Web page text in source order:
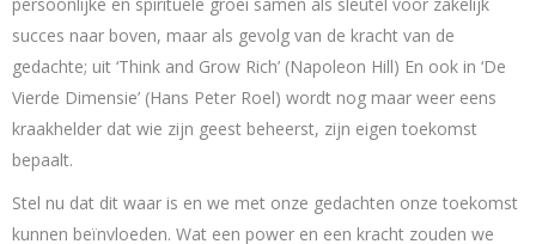
succes naar boven, maar als gevolg van de kracht van de
gedachte; uit ‘Think and Grow Rich’ (Napoleon Hill) En ook in ‘De
Vierde Dimensie’ (Hans Peter Roel) wordt nog maar weer eens
kraakhelder dat wie zijn geest beheerst, zijn eigen toekomst
bepaalt.
Stel nu dat dit waar is en we met onze gedachten onze toekomst
kunnen beïnvloeden. Wat een power en een kracht zouden we